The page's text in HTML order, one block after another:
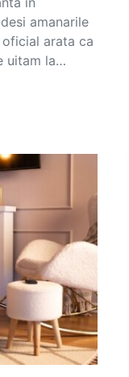
amanarile
arata ca
uitam la…